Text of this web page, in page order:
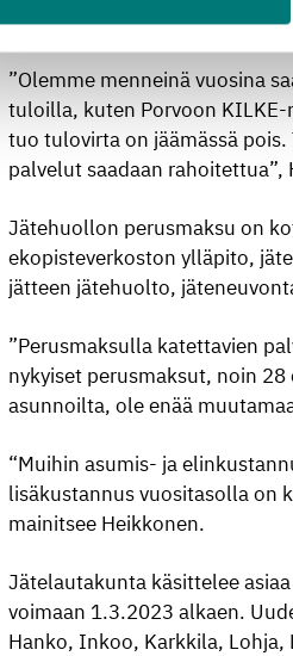
verrattuna useiden muiden
”Olemme menneinä vuosina
tuloilla, kuten Porvoon
tuo tulovirta on jäämässä
palvelut saadaan rahoitettua”,
Jätehuollon perusmaksu on
ekopisteverkoston ylläpito,
jätteen jätehuolto,
”Perusmaksulla katettavien
nykyiset perusmaksut, noin
asunnoilta, ole enää
“Muihin asumis- ja
lisäkustannus vuositasolla on
mainitsee Heikkonen.
Jätelautakunta käsittelee
voimaan 1.3.2023 alkaen.
Hanko, Inkoo, Karkkila, Lohja,